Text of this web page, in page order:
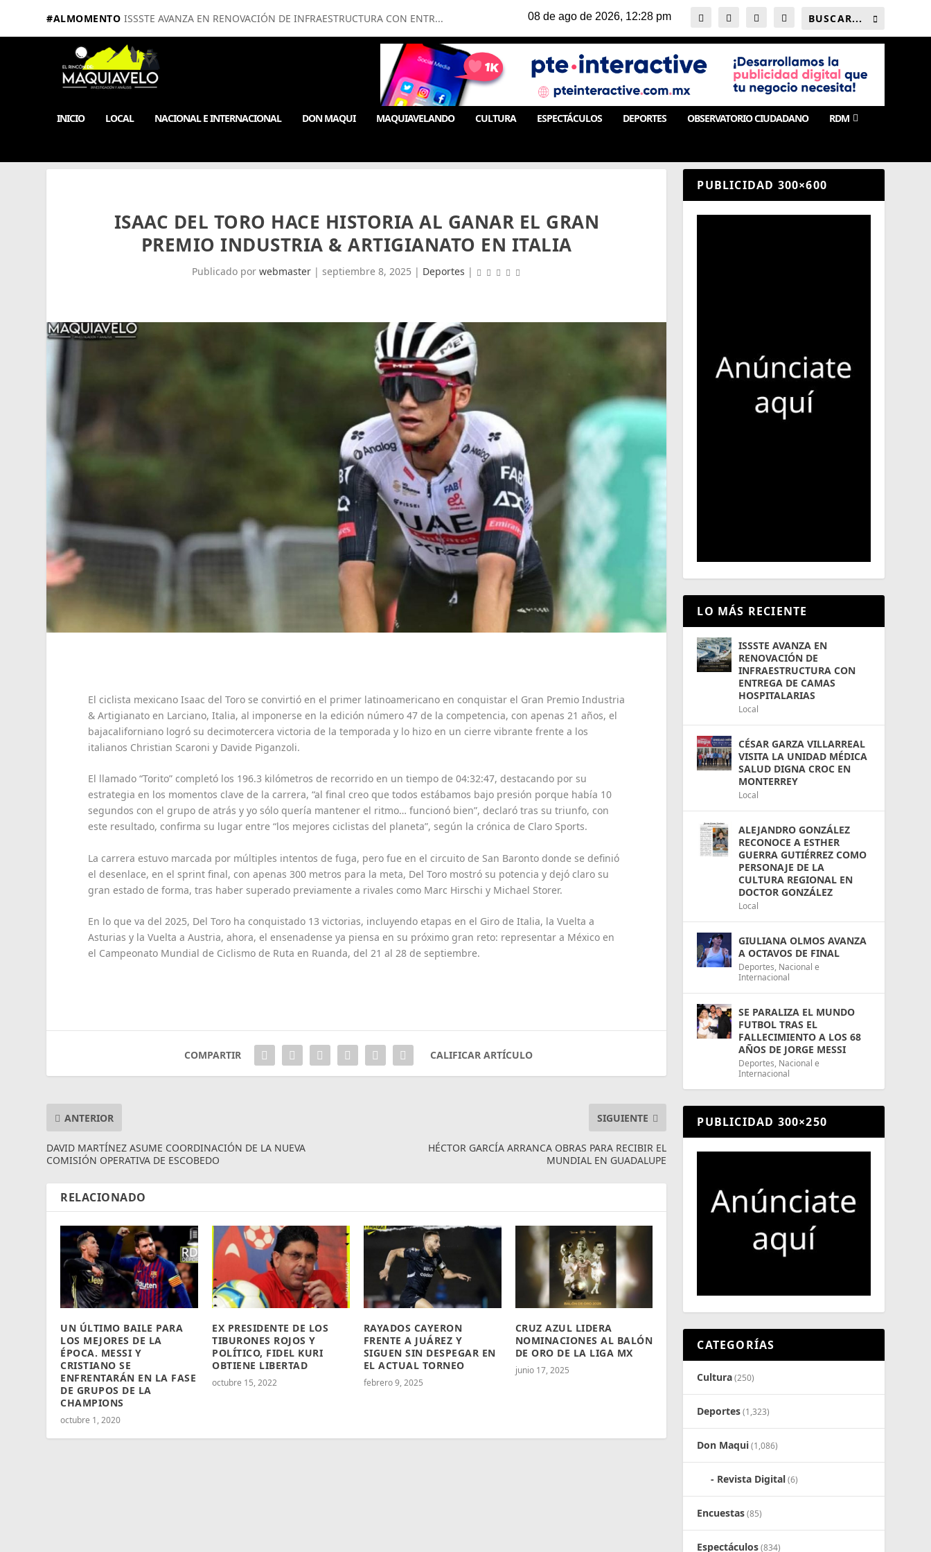
#ALMOMENTO ISSSTE AVANZA EN RENOVACIÓN DE INFRAESTRUCTURA CON ENTR...
INICIO LOCAL NACIONAL E INTERNACIONAL DON MAQUI MAQUIAVELANDO CULTURA ESPECTÁCULOS DEPORTES OBSERVATORIO CIUDADANO RDM
ISAAC DEL TORO HACE HISTORIA AL GANAR EL GRAN
PREMIO INDUSTRIA & ARTIGIANATO EN ITALIA
Publicado por webmaster| septiembre 8, 2025 | Deportes |
El ciclista mexicano Isaac del Toro se convirtió en el primer latinoamericano en conquistar el Gran Premio Industria
& Artigianato en Larciano, Italia, al imponerse en la edición número 47 de la competencia, con apenas 21 años, el
bajacaliforniano logró su decimotercera victoria de la temporada y lo hizo en un cierre vibrante frente a los
italianos Christian Scaroni y Davide Piganzoli.
El llamado “Torito” completó los 196.3 kilómetros de recorrido en un tiempo de 04:32:47, destacando por su
estrategia en los momentos clave de la carrera, “al final creo que todos estábamos bajo presión porque había 10
segundos con el grupo de atrás y yo sólo quería mantener el ritmo… funcionó bien”, declaró tras su triunfo, con
este resultado, confirma su lugar entre “los mejores ciclistas del planeta”, según la crónica de Claro Sports.
La carrera estuvo marcada por múltiples intentos de fuga, pero fue en el circuito de San Baronto donde se definió
el desenlace, en el sprint final, con apenas 300 metros para la meta, Del Toro mostró su potencia y dejó claro su
gran estado de forma, tras haber superado previamente a rivales como Marc Hirschi y Michael Storer.
En lo que va del 2025, Del Toro ha conquistado 13 victorias, incluyendo etapas en el Giro de Italia, la Vuelta a
Asturias y la Vuelta a Austria, ahora, el ensenadense ya piensa en su próximo gran reto: representar a México en
el Campeonato Mundial de Ciclismo de Ruta en Ruanda, del 21 al 28 de septiembre.
COMPARTIR CALIFICAR ARTÍCULO
ANTERIOR
DAVID MARTÍNEZ ASUME COORDINACIÓN DE LA NUEVA
COMISIÓN OPERATIVA DE ESCOBEDO
SIGUIENTE
HÉCTOR GARCÍA ARRANCA OBRAS PARA RECIBIR EL
MUNDIAL EN GUADALUPE
RELACIONADO
UN ÚLTIMO BAILE PARA
LOS MEJORES DE LA
ÉPOCA. MESSI Y
CRISTIANO SE
ENFRENTARÁN EN LA FASE
DE GRUPOS DE LA
CHAMPIONS
octubre 1, 2020
EX PRESIDENTE DE LOS
TIBURONES ROJOS Y
POLÍTICO, FIDEL KURI
OBTIENE LIBERTAD
octubre 15, 2022
RAYADOS CAYERON
FRENTE A JUÁREZ Y
SIGUEN SIN DESPEGAR EN
EL ACTUAL TORNEO
febrero 9, 2025
CRUZ AZUL LIDERA
NOMINACIONES AL BALÓN
DE ORO DE LA LIGA MX
junio 17, 2025
PUBLICIDAD 300×600
LO MÁS RECIENTE
ISSSTE AVANZA EN
RENOVACIÓN DE
INFRAESTRUCTURA CON
ENTREGA DE CAMAS
HOSPITALARIAS
Local
CÉSAR GARZA VILLARREAL
VISITA LA UNIDAD MÉDICA
SALUD DIGNA CROC EN
MONTERREY
Local
ALEJANDRO GONZÁLEZ
RECONOCE A ESTHER
GUERRA GUTIÉRREZ COMO
PERSONAJE DE LA
CULTURA REGIONAL EN
DOCTOR GONZÁLEZ
Local
GIULIANA OLMOS AVANZA
A OCTAVOS DE FINAL
Deportes, Nacional e
Internacional
SE PARALIZA EL MUNDO
FUTBOL TRAS EL
FALLECIMIENTO A LOS 68
AÑOS DE JORGE MESSI
Deportes, Nacional e
Internacional
PUBLICIDAD 300×250
CATEGORÍAS
Cultura(250)
Deportes(1,323)
Don Maqui(1,086)
Revista Digital(6)
Encuestas(85)
Espectáculos(834)